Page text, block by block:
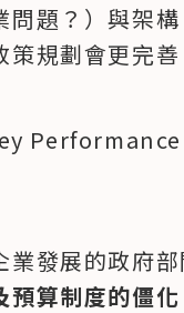
題？）與架
規劃會更完善
發展的政府
預算制度的僵